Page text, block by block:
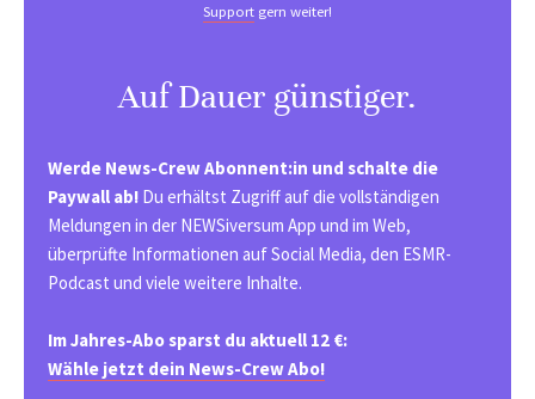
Support gern weiter!
Auf Dauer günstiger.
Werde News-Crew Abonnent:in und schalte die
Paywall ab! Du erhältst Zugriff auf die vollständigen
Meldungen in der NEWSiversum App und im Web,
überprüfte Informationen auf Social Media, den ESMR-
Podcast und viele weitere Inhalte.
Im Jahres-Abo sparst du aktuell 12 €:
Wähle jetzt dein News-Crew Abo!